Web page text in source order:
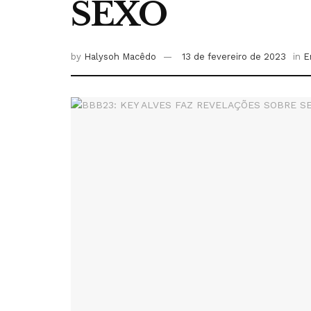
SEXO
by Halysoh Macêdo 13 de fevereiro de 2023 in